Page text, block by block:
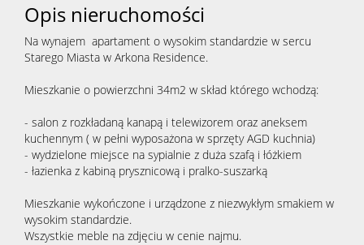
Opis nieruchomości
Na wynajem apartament o wysokim standardzie w sercu
Starego Miasta w Arkona Residence.
Mieszkanie o powierzchni 34m2 w skład którego wchodzą:
- salon z rozkładaną kanapą i telewizorem oraz aneksem
kuchennym ( w pełni wyposażona w sprzęty AGD kuchnia)
- wydzielone miejsce na sypialnie z duża szafą i łóżkiem
- łazienka z kabiną prysznicową i pralko-suszarką
Mieszkanie wykończone i urządzone z niezwykłym smakiem w
wysokim standardzie.
Wszystkie meble na zdjęciu w cenie najmu.